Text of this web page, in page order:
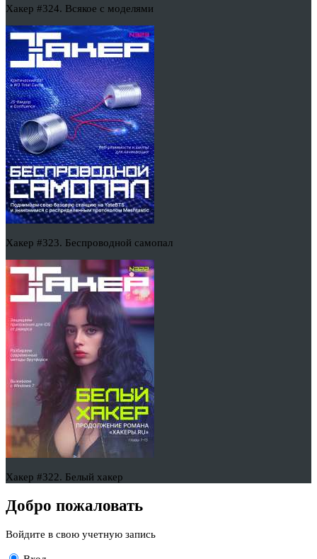
Хакер #324. Всякое с моделями
Хакер #323. Беспроводной самопал
Хакер #322. Белый хакер
Добро пожаловать
Войдите в свою учетную запись